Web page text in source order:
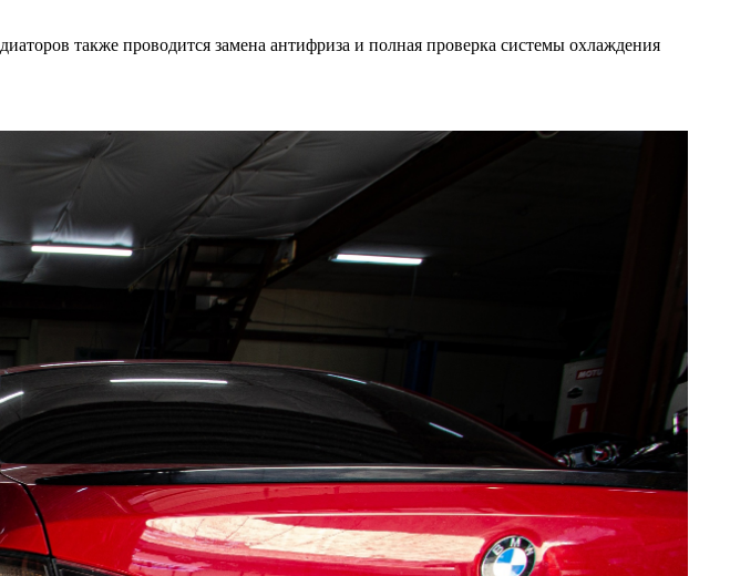
также проводится замена антифриза и полная проверка системы охлаждения